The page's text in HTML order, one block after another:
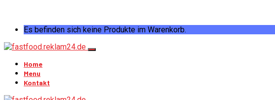
Es befinden sich keine Produkte im Warenkorb.
Home
Menu
Kontakt